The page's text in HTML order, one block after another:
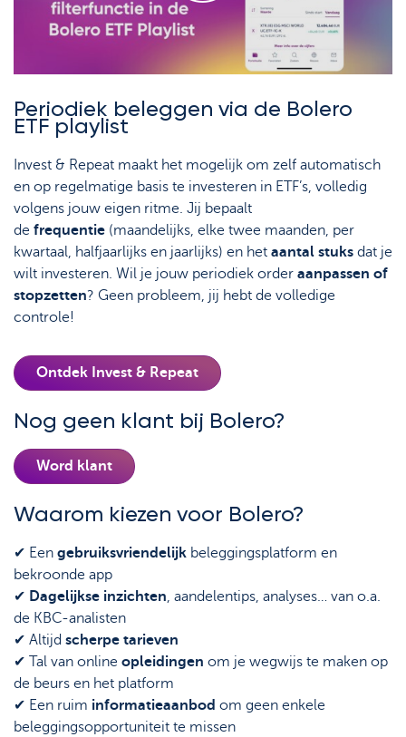
Periodiek beleggen via de Bolero
ETF playlist
Invest & Repeat maakt het mogelijk om zelf automatisch
en op regelmatige basis te investeren in ETF’s, volledig
volgens jouw eigen ritme. Jij bepaalt
de frequentie (maandelijks, elke twee maanden, per
kwartaal, halfjaarlijks en jaarlijks) en het aantal stuks dat je
wilt investeren. Wil je jouw periodiek order aanpassen of
stopzetten? Geen probleem, jij hebt de volledige
controle!
Ontdek Invest & Repeat
Nog geen klant bij Bolero?
Word klant
Waarom kiezen voor Bolero?
✔ Een gebruiksvriendelijk beleggingsplatform en
bekroonde app
✔ Dagelijkse inzichten , aandelentips, analyses… van o.a.
de KBC-analisten
✔ Altijd scherpe tarieven
✔ Tal van online opleidingen om je wegwijs te maken op
de beurs en het platform
✔ Een ruim informatieaanbod om geen enkele
beleggingsopportuniteit te missen